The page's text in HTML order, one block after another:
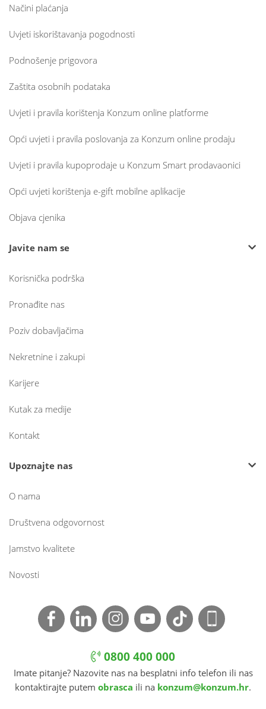
Načini plaćanja
Uvjeti iskorištavanja pogodnosti
Podnošenje prigovora
Zaštita osobnih podataka
Uvjeti i pravila korištenja Konzum online platforme
Opći uvjeti i pravila poslovanja za Konzum online prodaju
Uvjeti i pravila kupoprodaje u Konzum Smart prodavaonici
Opći uvjeti korištenja e-gift mobilne aplikacije
Objava cjenika
Javite nam se
Korisnička podrška
Pronađite nas
Poziv dobavljačima
Nekretnine i zakupi
Karijere
Kutak za medije
Kontakt
Upoznajte nas
O nama
Društvena odgovornost
Jamstvo kvalitete
Novosti
0800 400 000
Imate pitanje? Nazovite nas na besplatni info telefon ili nas
kontaktirajte putem obrasca ili na konzum@konzum.hr.